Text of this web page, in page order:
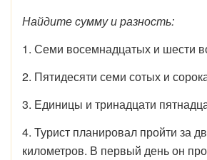
Найдите сумму и разность:
1. Семи восемнадцатых и шести
2. Пятидесяти семи сотых и
3. Единицы и тринадцати
4. Турист планировал пройти за
километров. В первый день он